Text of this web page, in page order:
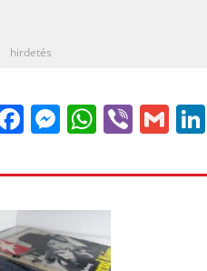
hirdetés
FacebookViber